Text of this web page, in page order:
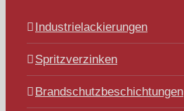
Industrielackierungen
Spritzverzinken
Brandschutzbeschichtungen